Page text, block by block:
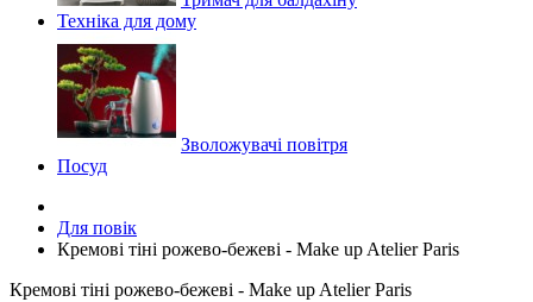
Техніка для дому
Зволожувачі повітря
Посуд
Для повік
Кремові тіні рожево-бежеві - Make up Atelier Paris
Кремові тіні рожево-бежеві - Make up Atelier Paris